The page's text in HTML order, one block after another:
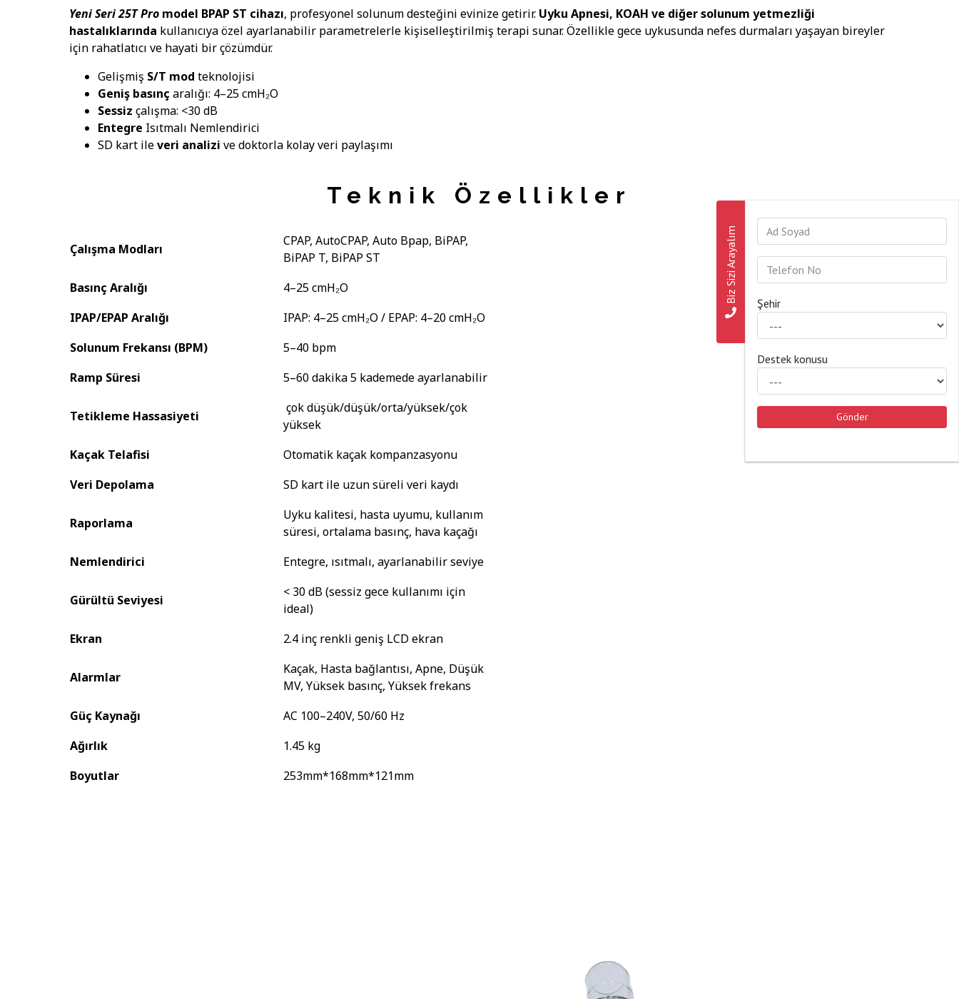
Yeni Seri25T Pro model BPAP ST cihazı, profesyonel solunum desteğini evinize getirir. Uyku Apnesi, KOAH ve diğer solunum yetmezliği
hastalıklarında kullanıcıya özel ayarlanabilir parametrelerle kişiselleştirilmiş terapi sunar. Özellikle gece uykusunda nefes durmaları yaşayan bireyler
için rahatlatıcı ve hayati bir çözümdür.
Gelişmiş S/T mod teknolojisi
Geniş basınç aralığı: 4–25 cmH₂O
Sessiz çalışma: <30 dB
Entegre Isıtmalı Nemlendirici
SD kart ileveri analizi ve doktorla kolay veri paylaşımı
Teknik Özellikler
Çalışma Modları
CPAP, AutoCPAP, Auto Bpap, BiPAP,
BiPAP T, BiPAP ST
Basınç Aralığı
4–25 cmH₂O
IPAP/EPAP Aralığı
IPAP: 4–25 cmH₂O / EPAP: 4–20 cmH₂O
Solunum Frekansı (BPM)
5–40 bpm
Ramp Süresi
5–60 dakika 5 kademede ayarlanabilir
Tetikleme Hassasiyeti
çok düşük/düşük/orta/yüksek/çok
yüksek
Kaçak Telafisi
Otomatik kaçak kompanzasyonu
Veri Depolama
SD kart ile uzun süreli veri kaydı
Raporlama
Uyku kalitesi, hasta uyumu, kullanım
süresi, ortalama basınç, hava kaçağı
Nemlendirici
Entegre, ısıtmalı, ayarlanabilir seviye
Gürültü Seviyesi
< 30 dB (sessiz gece kullanımı için
ideal)
Ekran
2.4 inç renkli geniş LCD ekran
Alarmlar
Kaçak, Hasta bağlantısı, Apne, Düşük
MV, Yüksek basınç, Yüksek frekans
Güç Kaynağı
AC 100–240V, 50/60 Hz
Ağırlık
1.45 kg
Boyutlar
253mm*168mm*121mm
Biz Sizi Arayalım Şehir
Destek konusu